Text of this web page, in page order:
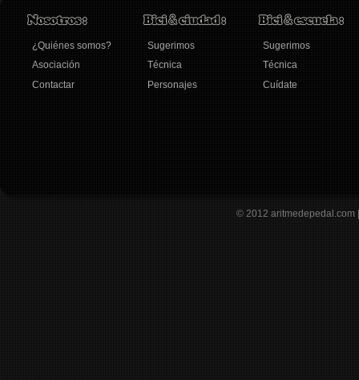
¿Quiénes somos?
Asociación
Contactar
Sugerimos
Técnica
Personajes
Sugerimos
Técnica
Cuídate
© 2012aritmedepedal.com